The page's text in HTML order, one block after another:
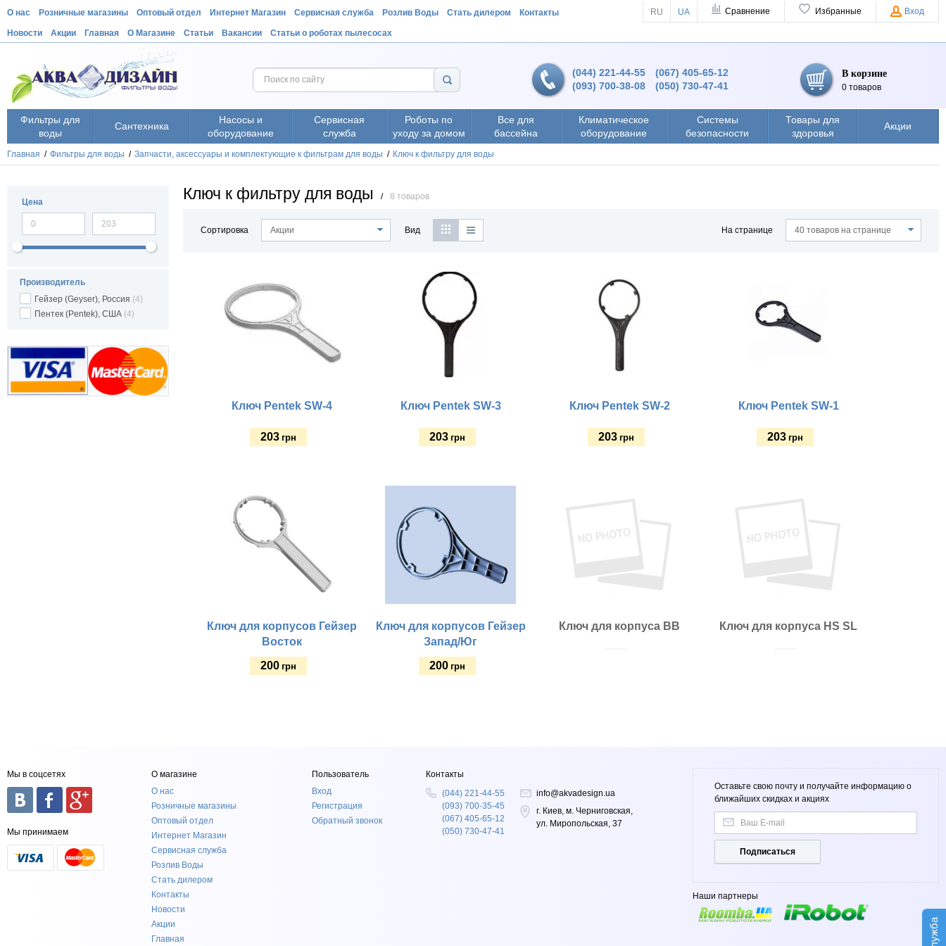
О нас Розничные магазины Оптовый отдел Интернет Магазин Сервисная служба Розлив Воды Стать дилером Контакты
Новости Акции Главная О Магазине Статьи Вакансии Статьи о роботах пылесосах
RU UA Сравнение Избранные Вход
(044) 221-44-55
(093) 700-38-08
(067) 405-65-12
(050) 730-47-41
В корзине
0 товаров
Фильтры для
воды
Сантехника
Насосы и
оборудование
Сервисная
служба
Роботы по
уходу за домом
Все для
бассейна
Климатическое
оборудование
Системы
безопасности
Товары для
здоровья
Акции
Главная / Фильтры для воды / Запчасти, аксессуары и комплектующие к фильтрам для воды / Ключ к фильтру для воды
Цена
Производитель
Гейзер (Geyser), Россия (4)
Пентек (Pentek), США (4)
Ключ к фильтру для воды / 8 товаров
Сортировка Акции Вид На странице 40 товаров на странице
Ключ Pentek SW-4
203 грн
Ключ Pentek SW-3
203 грн
Ключ Pentek SW-2
203 грн
Ключ Pentek SW-1
203 грн
Ключ для корпусов Гейзер
Восток
200 грн
Ключ для корпусов Гейзер
Запад/Юг
200 грн
Ключ для корпуса ВВ Ключ для корпуса HS SL
Мы в соцсетях
Мы принимаем
О магазине
О нас
Розничные магазины
Оптовый отдел
Интернет Магазин
Сервисная служба
Розлив Воды
Стать дилером
Контакты
Новости
Акции
Главная
Пользователь
Вход
Регистрация
Обратный звонок
Контакты
(044) 221-44-55
(093) 700-35-45
(067) 405-65-12
(050) 730-47-41
info@akvadesign.ua
г. Киев, м. Черниговская,
ул. Миропольская, 37
Оставьте свою почту и получайте информацию о
ближайших скидках и акциях
Подписаться
Наши партнеры